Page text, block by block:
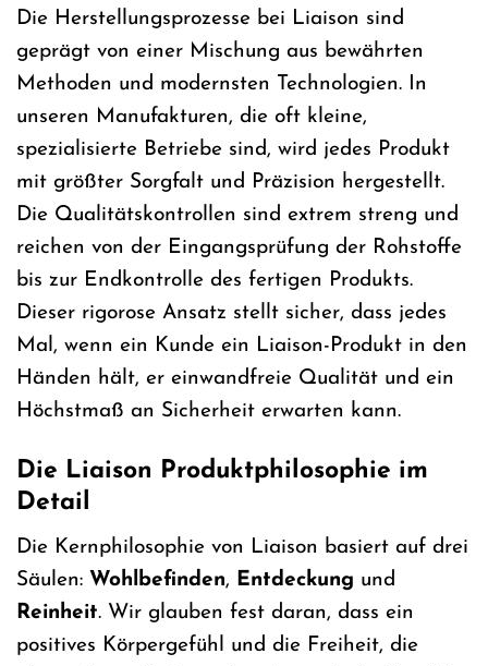
Die Herstellungsprozesse bei Liaison sind
geprägt von einer Mischung aus bewährten
Methoden und modernsten Technologien. In
unseren Manufakturen, die oft kleine,
spezialisierte Betriebe sind, wird jedes Produkt
mit größter Sorgfalt und Präzision hergestellt.
Die Qualitätskontrollen sind extrem streng und
reichen von der Eingangsprüfung der Rohstoffe
bis zur Endkontrolle des fertigen Produkts.
Dieser rigorose Ansatz stellt sicher, dass jedes
Mal, wenn ein Kunde ein Liaison-Produkt in den
Händen hält, er einwandfreie Qualität und ein
Höchstmaß an Sicherheit erwarten kann.
Die Liaison Produktphilosophie im
Detail
Die Kernphilosophie von Liaison basiert auf drei
Säulen: Wohlbefinden, Entdeckung und
Reinheit. Wir glauben fest daran, dass ein
positives Körpergefühl und die Freiheit, die